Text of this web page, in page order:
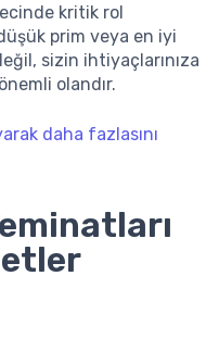
kritik rol
prim veya en iyi
sizin ihtiyaçlarınıza
olandır.
daha fazlasını